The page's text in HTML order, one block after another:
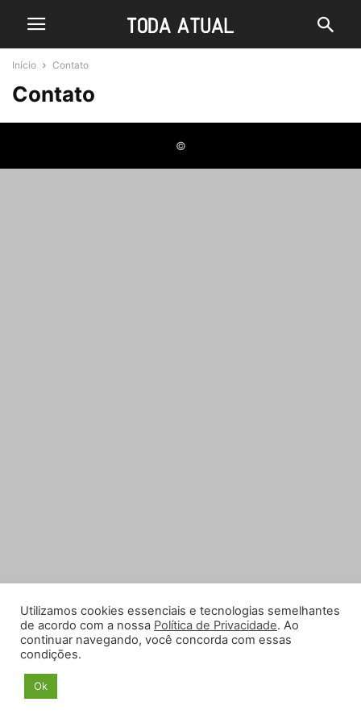
Início Contato
Contato
©
Utilizamos cookies essenciais e tecnologias semelhantes
de acordo com a nossa Política de Privacidade. Ao
continuar navegando, você concorda com essas
condições.
Ok